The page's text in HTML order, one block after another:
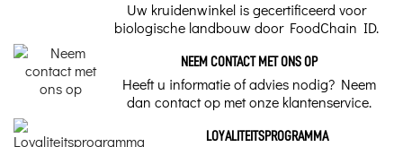
de gebruikte plantendelen,
varieert de bereidingswijze.
Infusie of afkooksel? Lees
Uw kruidenwinkel is gecertificeerd voor
biologische landbouw door FoodChain ID.
NEEM CONTACT MET ONS OP
Heeft u informatie of advies nodig? Neem
dan contact op met onze klantenservice.
LOYALITEITSPROGRAMMA